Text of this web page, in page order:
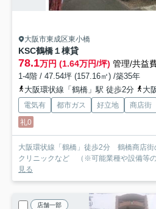
大阪市東成区東小橋
KSC鶴橋１棟貸
78.1万円 (1.64万円/坪) 管理/共益
1-4階 / 47.54坪 (157.16㎡) /築35年
大阪環状線「鶴橋」駅 徒歩2分
大
電気有 都市ガス 好立地 商店街
礼0
大阪環状線「鶴橋」徒歩2分 鶴橋商店
クリニックなど （※可能業種や設備等の
見る
店舗一部